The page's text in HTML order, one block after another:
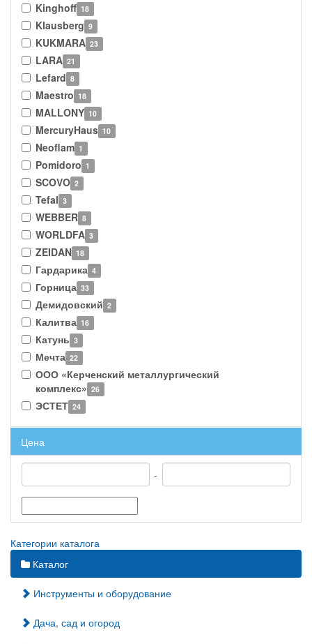
Kinghoff 18
Klausberg 9
KUKMARA 23
LARA 21
Lefard 8
Maestro 18
MALLONY 10
MercuryHaus 10
Neoflam 1
Pomidoro 1
SCOVO 2
Tefal 3
WEBBER 8
WORLDFA 3
ZEIDAN 18
Гардарика 4
Горница 33
Демидовский 2
Калитва 16
Катунь 3
Мечта 22
ООО «Керченский металлургический
комплекс» 26
ЭСТЕТ 24
Цена
-
Категории каталога
Каталог
Инструменты и оборудование
Дача, сад и огород